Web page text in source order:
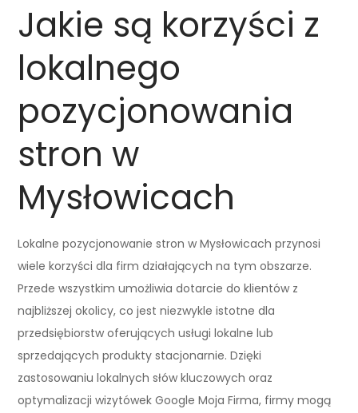
Jakie są korzyści z
lokalnego
pozycjonowania
stron w
Mysłowicach
Lokalne pozycjonowanie stron w Mysłowicach przynosi
wiele korzyści dla firm działających na tym obszarze.
Przede wszystkim umożliwia dotarcie do klientów z
najbliższej okolicy, co jest niezwykle istotne dla
przedsiębiorstw oferujących usługi lokalne lub
sprzedających produkty stacjonarnie. Dzięki
zastosowaniu lokalnych słów kluczowych oraz
optymalizacji wizytówek Google Moja Firma, firmy mogą